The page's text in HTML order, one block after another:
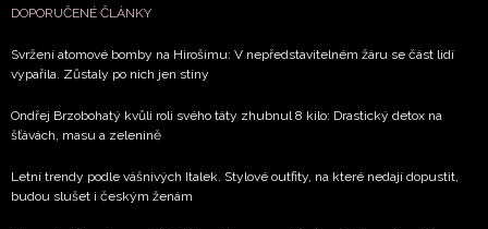
DOPORUČENÉ ČLÁNKY
Svržení atomové bomby na Hirošimu: V nepředstavitelném žáru se část lidí
vypařila. Zůstaly po nich jen stíny
Ondřej Brzobohatý kvůli roli svého táty zhubnul 8 kilo: Drastický detox na
šťávách, masu a zelenině
Letní trendy podle vášnivých Italek. Stylové outfity, na které nedají dopustit,
budou slušet i českým ženám